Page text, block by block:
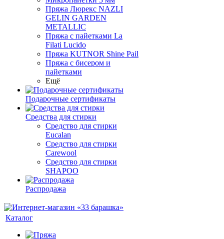
Пряжа Люрекс NAZLI
GELIN GARDEN
METALLIC
Пряжа с пайетками La
Filati Lucido
Пряжа KUTNOR Shine Pail
Пряжа с бисером и
пайетками
Ещё
Подарочные сертификаты
Средства для стирки
Средство для стирки
Eucalan
Средство для стирки
Carewool
Средство для стирки
SHAPOO
Распродажа
Каталог